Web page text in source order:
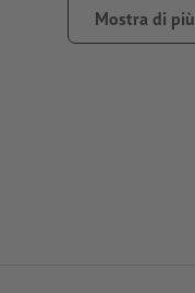
Mostra di più